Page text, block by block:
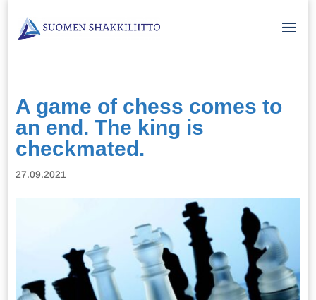
A game of chess comes to
an end. The king is
checkmated.
27.09.2021